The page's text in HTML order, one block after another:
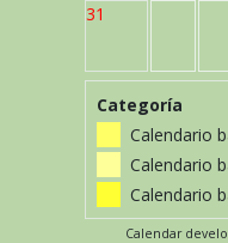
31
Categoría
Calendario
Calendario
Calendario
Calendar